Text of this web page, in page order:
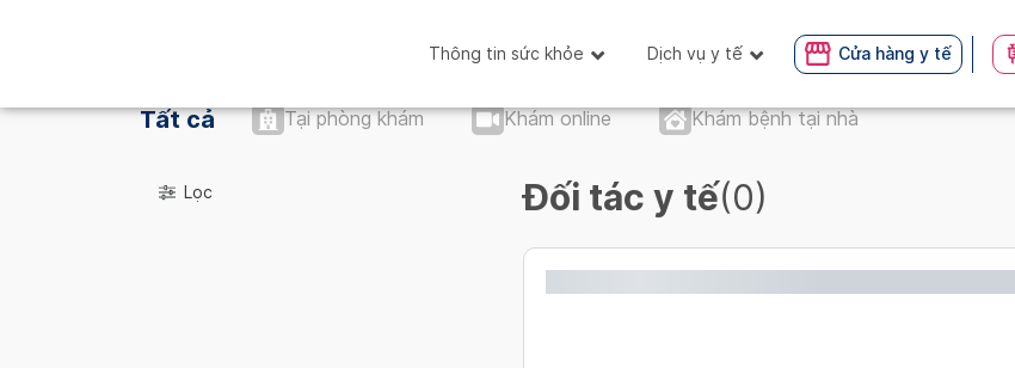
Thông tin sức khỏe Dịch vụ y tế Cửa hàng y tế
Tất cả Tại phòng khám Khám online Khám bệnh tại nhà
Lọc Đối tác y tế(0)